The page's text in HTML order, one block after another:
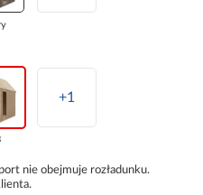
+1
nie obejmuje rozładunku.